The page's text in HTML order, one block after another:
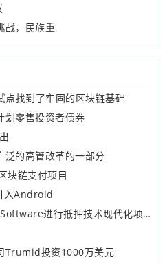
战，民族重
找到了牢固的区块链基础
划零售投资者债券
泛的高管改革的一部分
块链支付项目
入Android
Castle Trust使用Phoebus Software进行抵押技术现代化项目
Trumid投资1000万美元